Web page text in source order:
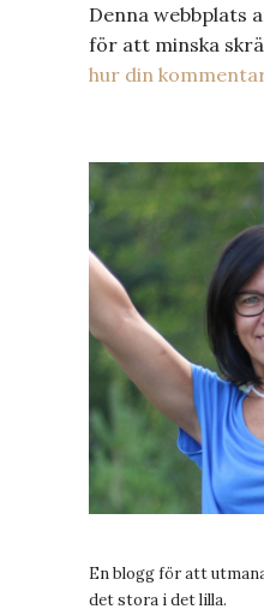
Denna webbplats
för att minska
hur din
En blogg för att
det stora i det lilla.